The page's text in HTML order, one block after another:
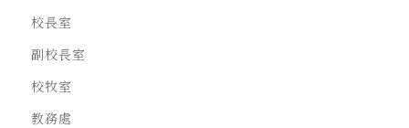
校長室
副校長室
校牧室
教務處